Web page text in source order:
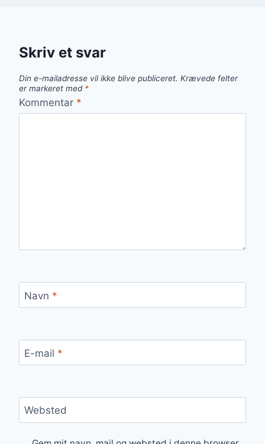
Skriv et svar
Din e-mailadresse vil ikke blive publiceret. Krævede felter
er markeret med *
Kommentar *
Navn *
E-mail *
Websted